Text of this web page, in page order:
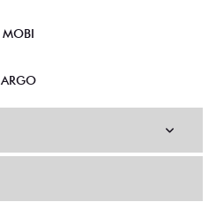
MOBI
ARGO